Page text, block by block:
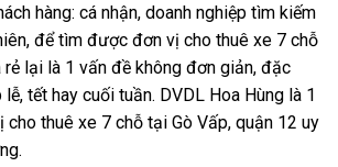
hàng: cá nhận, doanh nghiệp tìm kiếm
để tìm được đơn vị cho thuê xe 7 chỗ
rẻ lại là 1 vấn đề không đơn giản, đặc
tết hay cuối tuần. DVDL Hoa Hùng là 1
thuê xe 7 chỗ tại Gò Vấp, quận 12 uy